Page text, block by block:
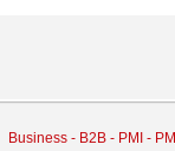
Business - B2B - PMI -